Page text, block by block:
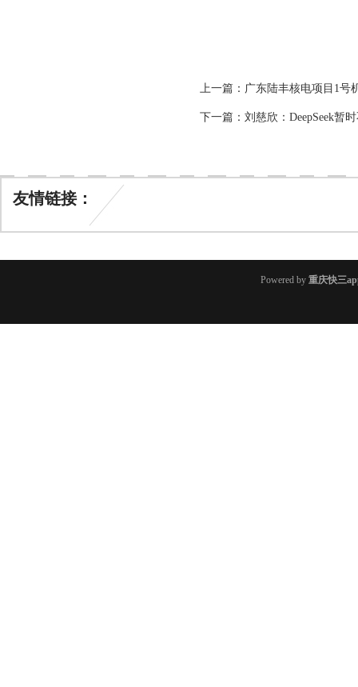
上一篇： 广东陆丰核电项目1号
下一篇： 刘慈欣：DeepSeek暂
友情链接：
Powered by 重庆快三